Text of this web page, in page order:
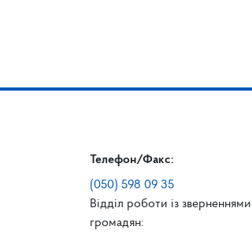
Телефон/Факс:
(050) 598 09 35
Відділ роботи із зверненнями
громадян: